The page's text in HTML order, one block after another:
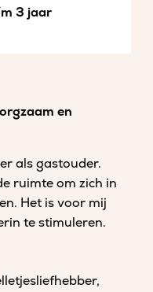
3 jaar
en
als gastouder.
ruimte om zich in
Het is voor mij
te stimuleren.